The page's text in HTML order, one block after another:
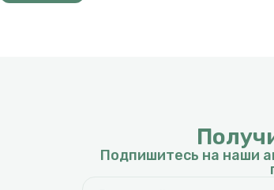
Подпишитесь на наши